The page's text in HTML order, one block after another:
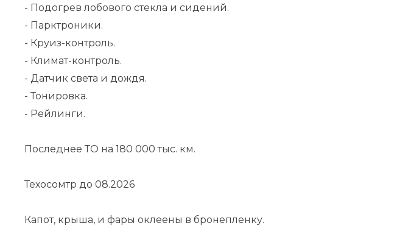
- Подогрев лобового стекла и сидений.
- Парктроники.
- Круиз-контроль.
- Климат-контроль.
- Датчик света и дождя.
- Тонировка.
- Рейлинги.
Последнее ТО на 180 000 тыс. км.
Техосомтр до 08.2026
Капот, крыша, и фары оклеены в бронепленку.